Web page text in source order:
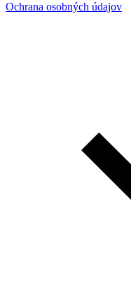
Ochrana osobných údajov